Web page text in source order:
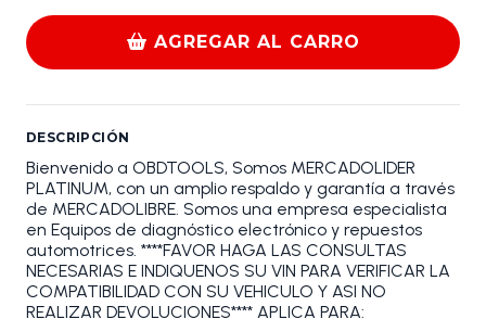
AGREGAR AL CARRO
DESCRIPCIÓN
Bienvenido a OBDTOOLS, Somos MERCADOLIDER
PLATINUM, con un amplio respaldo y garantía a través
de MERCADOLIBRE. Somos una empresa especialista
en Equipos de diagnóstico electrónico y repuestos
automotrices. ****FAVOR HAGA LAS CONSULTAS
NECESARIAS E INDIQUENOS SU VIN PARA VERIFICAR LA
COMPATIBILIDAD CON SU VEHICULO Y ASI NO
REALIZAR DEVOLUCIONES**** APLICA PARA: